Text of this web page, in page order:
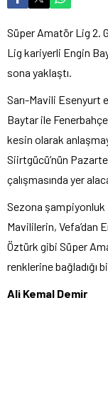
Süper Amatör Lig 2.
Lig kariyerli Engin
sona yaklaştı.
Sarı-Mavili Esenyurt
Baytar ile
kesin olarak
Siirtgücü’nün
çalışmasında yer
Sezona şampiyonluk
Mavililerin, Vefa’dan
Öztürk gibi Süper
renklerine bağladığı
Ali Kemal Demir